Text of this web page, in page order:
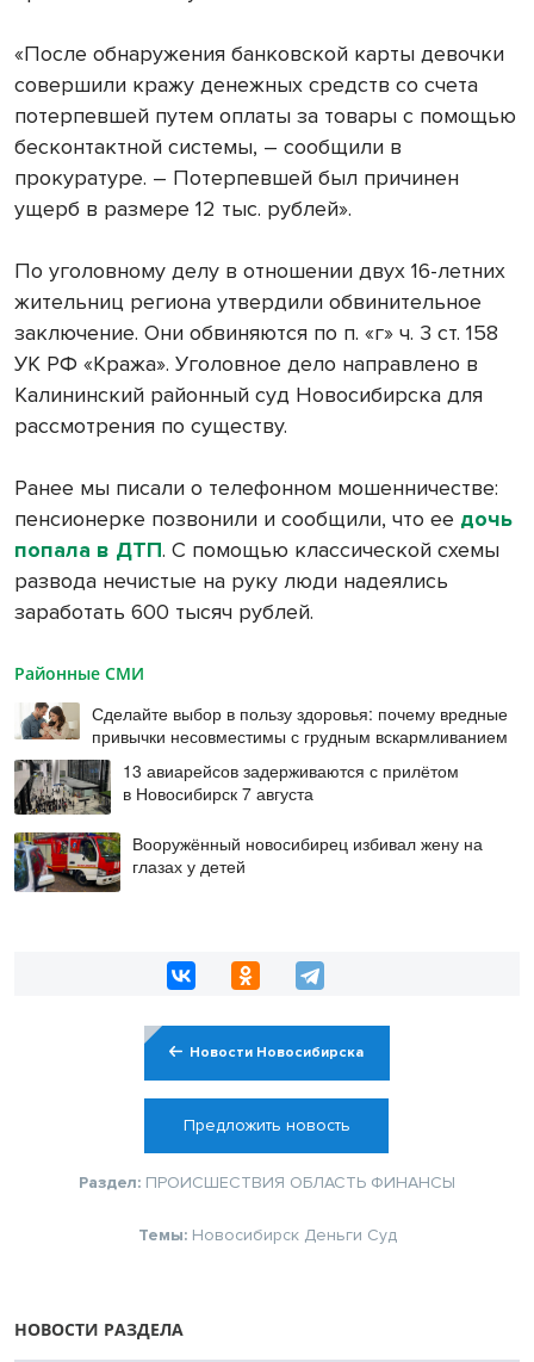
«После обнаружения банковской карты девочки
совершили кражу денежных средств со счета
потерпевшей путем оплаты за товары с помощью
бесконтактной системы, – сообщили в
прокуратуре. – Потерпевшей был причинен
ущерб в размере 12 тыс. рублей».
По уголовному делу в отношении двух 16-летних
жительниц региона утвердили обвинительное
заключение. Они обвиняются по п. «г» ч. 3 ст. 158
УК РФ «Кража». Уголовное дело направлено в
Калининский районный суд Новосибирска для
рассмотрения по существу.
Ранее мы писали о телефонном мошенничестве:
пенсионерке позвонили и сообщили, что ее дочь
попала в ДТП. С помощью классической схемы
развода нечистые на руку люди надеялись
заработать 600 тысяч рублей.
Районные СМИ
Сделайте выбор в пользу здоровья: почему вредные
привычки несовместимы с грудным вскармливанием
13 авиарейсов задерживаются с прилётом
в Новосибирск 7 августа
Вооружённый новосибирец избивал жену на
глазах у детей
Новости Новосибирска
Предложить новость
Раздел: ПРОИСШЕСТВИЯ ОБЛАСТЬ ФИНАНСЫ
Темы: Новосибирск Деньги Суд
НОВОСТИ РАЗДЕЛА